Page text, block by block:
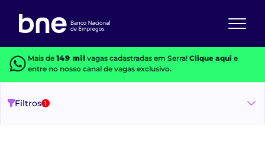
Mais de 149 milvagas cadastradas em Serra! Clique aquie
entre no nosso canal de vagas exclusivo.
Filtros 1